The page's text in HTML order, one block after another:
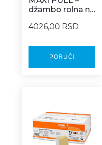
džambo rolna na
izvlačenje 6/1
4026,00 RSD
PORUČI